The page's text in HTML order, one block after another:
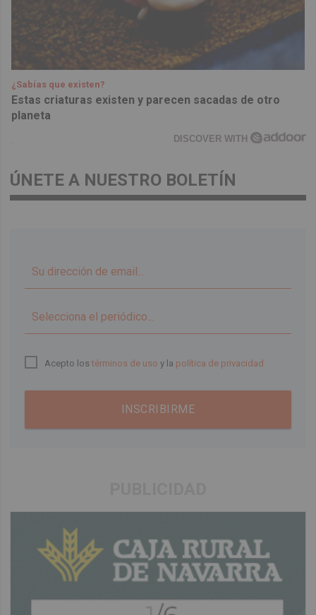
¿Sabías que existen?
Estas criaturas existen y parecen sacadas de otro
planeta
DISCOVER WITH
ÚNETE A NUESTRO BOLETÍN
Acepto lostérminos de uso y la política de privacidad
INSCRIBIRME